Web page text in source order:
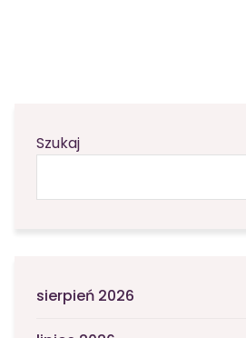
Szukaj
sierpień 2026